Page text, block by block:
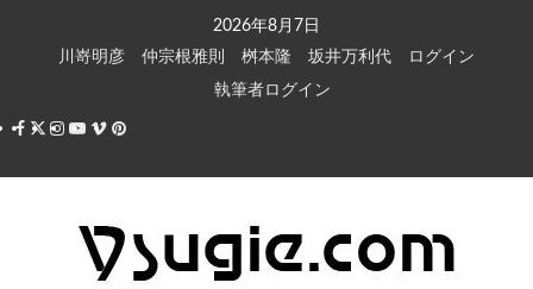
キ
2026年8月7日
川嵜明彦
仲宗根雅則 桝本隆 坂井万利代
ログイン
執筆者ログイン
Facebook
X Instagram
Youtube
VimeoPinterest